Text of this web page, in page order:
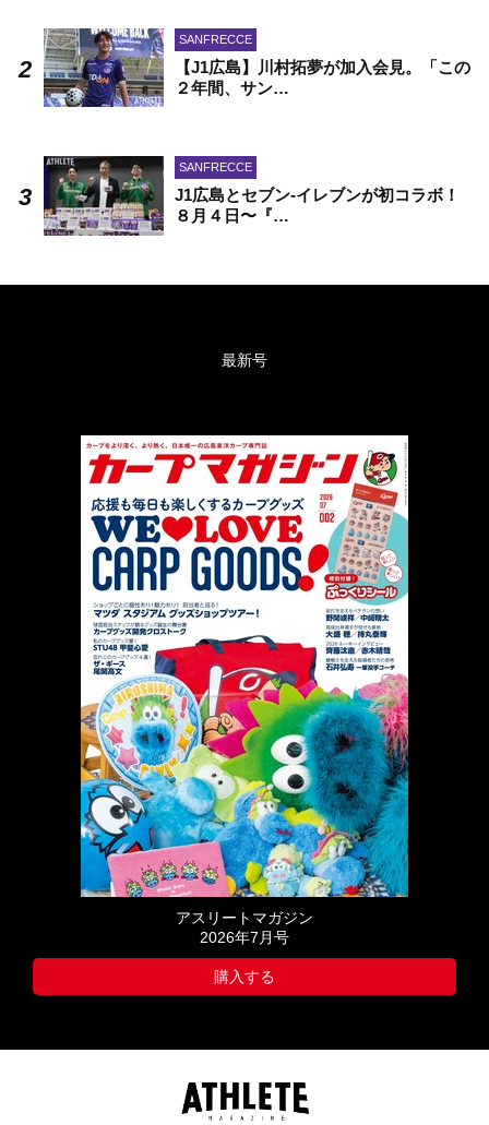
SANFRECCE
【J1広島】川村拓夢が加入会見。「この
２年間、サン…
SANFRECCE
J1広島とセブン-イレブンが初コラボ！
８月４日〜『…
最新号
アスリートマガジン
2026年7月号
購入する